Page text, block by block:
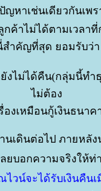
หาเช่นเดียวกันเพ
กค้าไม่ได้ตามเวล
สำคัญที่สุด ยอมรับว่
งไม่ได้คืน(กลุ่มนี้ท
ไม่ต้อง
องเหมือนกู้เงินธนาค
นเดินต่อไป ภายหลั
ยบอกความจริงให้ท่
วน์จะได้รับเงินคืนเ